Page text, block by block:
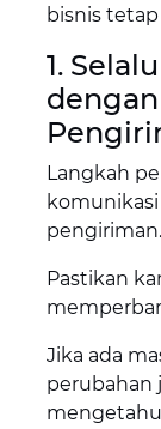
bisnis
1.
Langkah
pengiriman.
Pastikan
Jika ada
perubahan